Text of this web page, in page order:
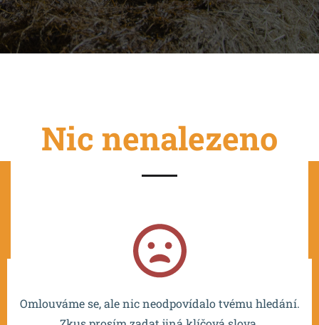
Nic nenalezeno
Omlouváme se, ale nic neodpovídalo tvému hledání.